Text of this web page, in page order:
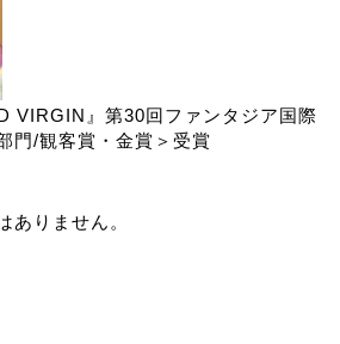
VIRGIN』第30回ファンタジア国際
門/観客賞・金賞＞受賞
ありません。